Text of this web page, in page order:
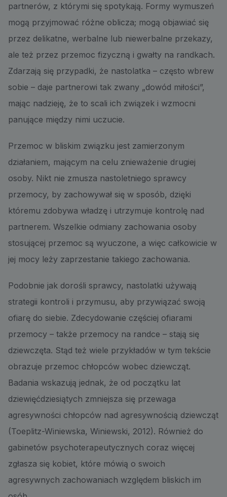
partnerów, z którymi się spotykają. Formy wymuszeń
mogą przyjmować różne oblicza; mogą objawiać się
przez delikatne, werbalne lub niewerbalne przekazy,
ale też przez przemoc fizyczną i gwałty na randkach.
Zdarzają się przypadki, że nastolatka – często wbrew
sobie – daje partnerowi tak zwany „dowód miłości”,
mając nadzieję, że to scali ich związek i wzmocni
panujące między nimi uczucie.
Przemoc w bliskim związku jest zamierzonym
działaniem, mającym na celu znieważenie drugiej
osoby. Nikt nie zmusza nastoletniego sprawcy
przemocy, by zachowywał się w sposób, dzięki
któremu zdobywa władzę i utrzymuje kontrolę nad
partnerem. Wszelkie odmiany zachowania osoby
stosującej przemoc są wyuczone, a więc całkowicie w
jej mocy leży zaprzestanie takiego zachowania.
Podobnie jak dorośli sprawcy, nastolatki używają
strategii kontroli i przymusu, aby przywiązać swoją
ofiarę do siebie. Zdecydowanie częściej ofiarami
przemocy – także przemocy na randce – stają się
dziewczęta. Stąd też wiele przykładów w tym tekście
obrazuje przemoc chłopców wobec dziewcząt.
Badania wskazują jednak, że od początku lat
dziewięćdziesiątych zmniejsza się przewaga
agresywności chłopców nad agresywnością dziewcząt
(Toeplitz-Winiewska, Winiewski, 2012). Również do
gabinetów psychoterapeutycznych coraz więcej
zgłasza się kobiet, które mówią o swoich
agresywnych zachowaniach względem bliskich im